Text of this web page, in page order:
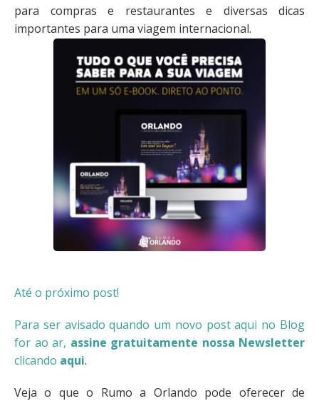
para compras e restaurantes e diversas dicas
importantes para uma viagem internacional.
Até o próximo post!
Para ser avisado quando um novo post aqui no Blog
for ao ar, assine gratuitamente nossa Newsletter
clicando aqui.
Veja o que o Rumo a Orlando pode oferecer de